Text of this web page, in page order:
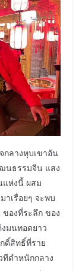
กลางหุบเขาอัน
นธรรมจีน แสง
แห่งนี้ ผสม
เรื่อยๆ จะพบ
องที่ระลึก ของ
มนทอดยาว
ดิ์สิทธิ์ที่ราย
ทีตำหนักกลาง